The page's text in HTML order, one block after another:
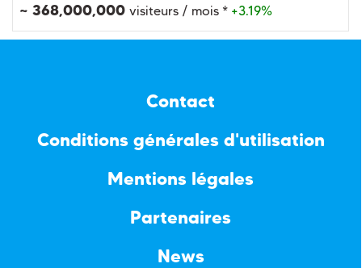
~ 368,000,000 visiteurs / mois * +3.19%
Contact
Conditions générales d'utilisation
Mentions légales
Partenaires
News